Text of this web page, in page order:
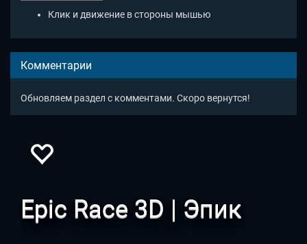
Клик и движение в стороны мышью
Комментарии
Обновляем раздел с комментами. Скоро вернутся!
Epic Race 3D | Эпик